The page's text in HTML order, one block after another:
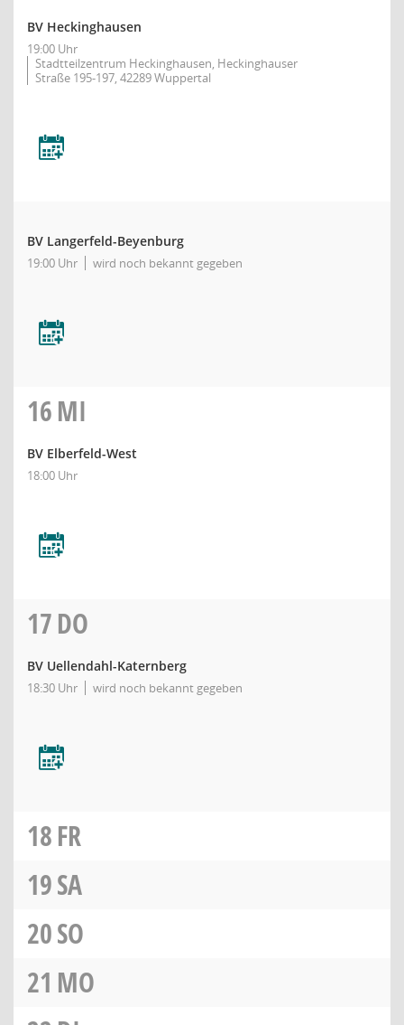
BV Heckinghausen
19:00 Uhr
Stadtteilzentrum Heckinghausen, Heckinghauser
Straße 195-197, 42289 Wuppertal
BV Langerfeld-Beyenburg
19:00 Uhr wird noch bekannt gegeben
16MI
BV Elberfeld-West
18:00 Uhr
17DO
BV Uellendahl-Katernberg
18:30 Uhr wird noch bekannt gegeben
18FR
19SA
20SO
21 MO